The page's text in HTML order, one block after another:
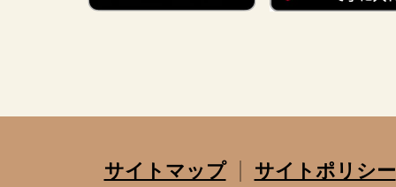
サイトマップ
サイトポリシー